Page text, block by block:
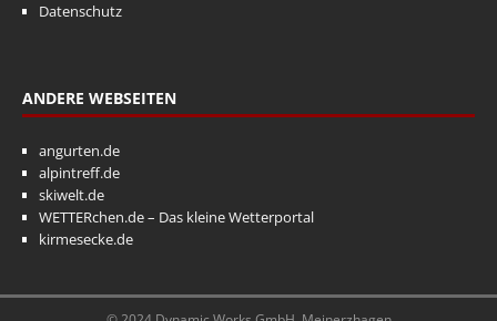
Datenschutz
ANDERE WEBSEITEN
angurten.de
alpintreff.de
skiwelt.de
WETTERchen.de – Das kleine Wetterportal
kirmesecke.de